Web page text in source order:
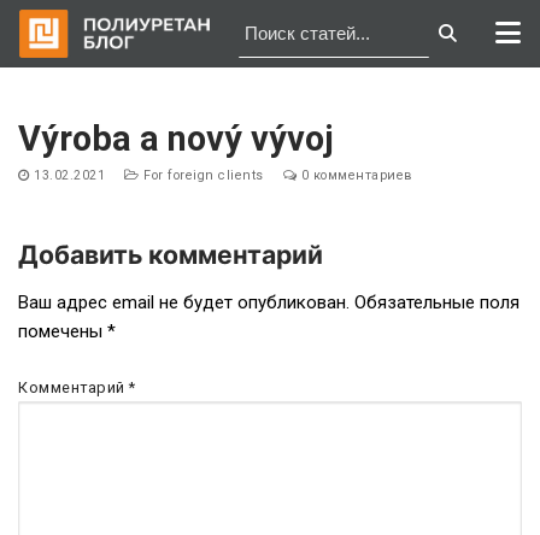
содержимому
Výroba a nový vývoj
13.02.2021 For foreign clients 0 комментариев
Навигация
по
записям
Добавить комментарий
Ваш адрес email не будет опубликован. Обязательные поля
помечены *
Комментарий*